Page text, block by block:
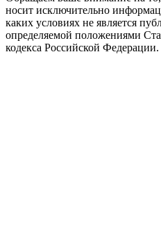
носит исключительно
каких условиях не является
определяемой положениями
кодекса Российской Федерации.